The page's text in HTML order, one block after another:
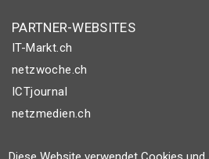
PARTNER-WEBSITES
IT-Markt.ch
netzwoche.ch
ICTjournal
netzmedien.ch
© NETZMEDIEN AG 2026